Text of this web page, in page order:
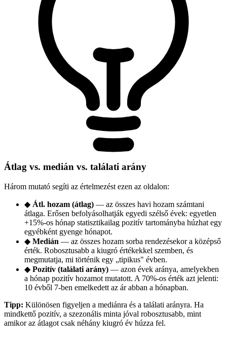
Átlag vs. medián vs. találati arány
Három mutató segíti az értelmezést ezen az oldalon:
◆ Átl. hozam (átlag) — az összes havi hozam számtani
átlaga. Erősen befolyásolhatják egyedi szélső évek: egyetlen
+15%-os hónap statisztikailag pozitív tartományba húzhat egy
egyébként gyenge hónapot.
◆ Medián — az összes hozam sorba rendezésekor a középső
érték. Robosztusabb a kiugró értékekkel szemben, és
megmutatja, mi történik egy „tipikus" évben.
◆ Pozitív (találati arány) — azon évek aránya, amelyekben
a hónap pozitív hozamot mutatott. A 70%-os érték azt jelenti:
10 évből 7-ben emelkedett az ár abban a hónapban.
Tipp: Különösen figyeljen a mediánra és a találati arányra. Ha
mindkettő pozitív, a szezonális minta jóval robosztusabb, mint
amikor az átlagot csak néhány kiugró év húzza fel.